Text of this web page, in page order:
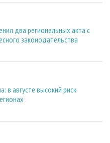
два региональных акта с
законодательства
в августе высокий риск